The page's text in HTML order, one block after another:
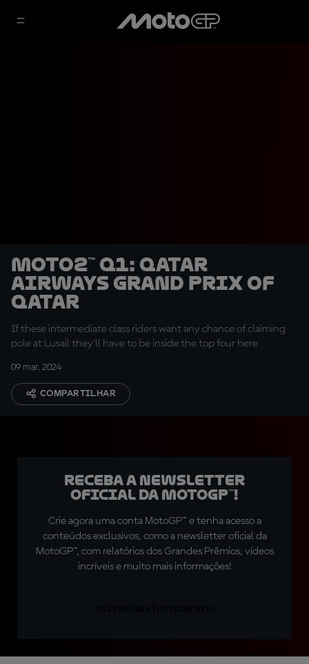
Moto2™ Q1: Qatar
Airways Grand Prix of
Qatar
If these intermediate class riders want any chance of claiming
pole at Lusail they'll have to be inside the top four here
09 mar. 2024
COMPARTILHAR
Receba a newsletter
oficial da MotoGP™!
Crie agora uma conta MotoGP™ e tenha acesso a
conteúdos exclusivos, como a newsletter oficial da
MotoGP™, com relatórios dos Grandes Prêmios, vídeos
incríveis e muito mais informações!